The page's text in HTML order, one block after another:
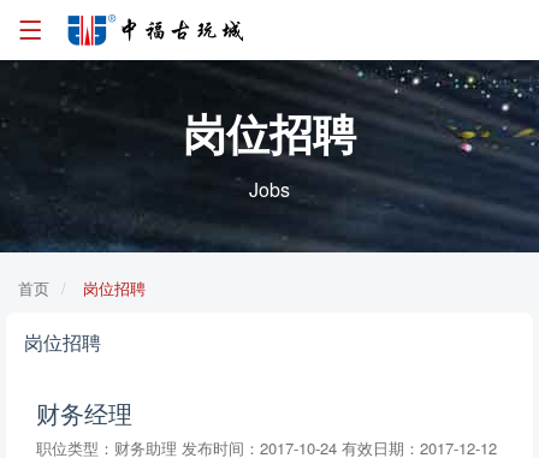
岗位招聘
Jobs
首页 岗位招聘
岗位招聘
财务经理
职位类型：财务助理 发布时间：2017-10-24 有效日期：2017-12-12